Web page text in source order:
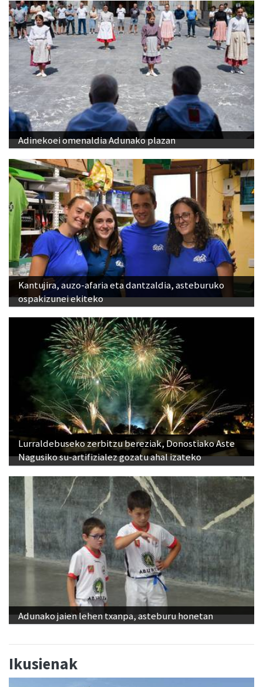
Adinekoei omenaldia Adunako plazan
Kantujira, auzo-afaria eta dantzaldia, asteburuko
ospakizunei ekiteko
Lurraldebuseko zerbitzu bereziak, Donostiako Aste
Nagusiko su-artifizialez gozatu ahal izateko
Adunako jaien lehen txanpa, asteburu honetan
Ikusienak